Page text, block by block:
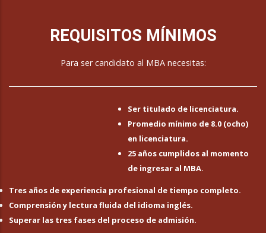
REQUISITOS MÍNIMOS
Para ser candidato al MBA necesitas:
Ser titulado de licenciatura.
Promedio mínimo de 8.0 (ocho)
en licenciatura.
25 años cumplidos al momento
de ingresar al MBA.
Tres años de experiencia profesional de tiempo completo.
Comprensión y lectura fluida del idioma inglés.
Superar las tres fases del proceso de admisión.